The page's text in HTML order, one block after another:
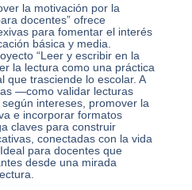
la motivación por la
docentes” ofrece
para fomentar el interés
básica y media.
“Leer y escribir en la
la lectura como una práctica
que trasciende lo escolar. A
—como validar lecturas
intereses, promover la
e incorporar formatos
claves para construir
conectadas con la vida
para docentes que
desde una mirada